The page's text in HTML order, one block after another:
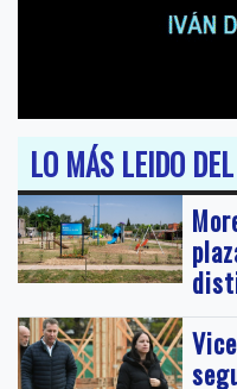
LO MÁS LEIDO